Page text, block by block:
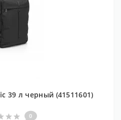
39 л черный (41511601)
0